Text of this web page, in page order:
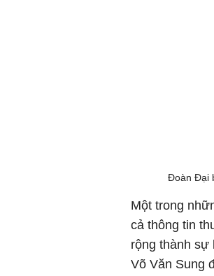
Đoàn Đại
Một trong
cả thông tin
rộng thành sự
Võ Văn Sung